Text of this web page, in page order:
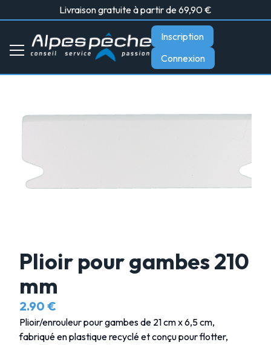
Livraison gratuite à partir de 69,90 €
Inscription
Connexion
Plioir pour gambes 210
mm
2.90 €
Plioir/enrouleur pour gambes de 21 cm x 6,5 cm,
fabriqué en plastique recyclé et conçu pour flotter,